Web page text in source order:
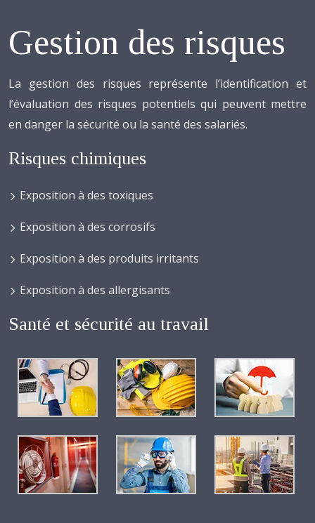
Gestion des risques
La gestion des risques représente l’identification et
l’évaluation des risques potentiels qui peuvent mettre
en danger la sécurité ou la santé des salariés.
Risques chimiques
Exposition à des toxiques
Exposition à des corrosifs
Exposition à des produits irritants
Exposition à des allergisants
Santé et sécurité au travail